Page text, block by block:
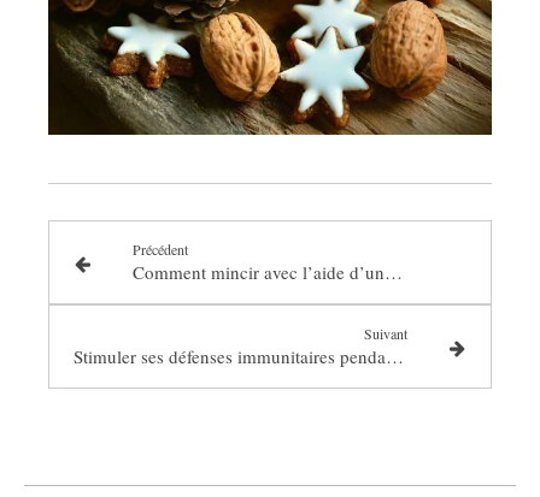
Précédent
Comment mincir avec l’aide d’une naturopathe ?
Suivant
Stimuler ses défenses immunitaires pendant l’hiver